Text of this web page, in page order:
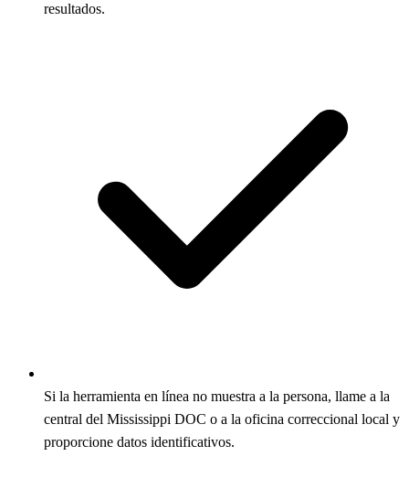
resultados.
Si la herramienta en línea no muestra a la persona, llame a la
central del Mississippi DOC o a la oficina correccional local y
proporcione datos identificativos.